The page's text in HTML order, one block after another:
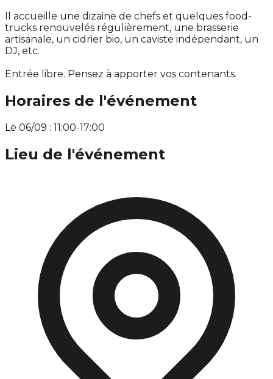
Il accueille une dizaine de chefs et quelques food-
trucks renouvelés régulièrement, une brasserie
artisanale, un cidrier bio, un caviste indépendant, un
DJ, etc.
Entrée libre. Pensez à apporter vos contenants.
Horaires de l'événement
Le 06/09 : 11:00-17:00
Lieu de l'événement